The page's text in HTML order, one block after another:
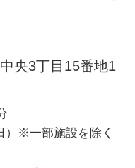
央3丁目15番地1
）※一部施設を除く